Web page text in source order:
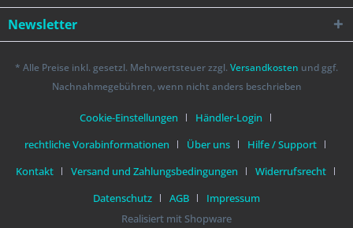
Newsletter
* Alle Preise inkl. gesetzl. Mehrwertsteuer zzgl. Versandkosten und ggf.
Nachnahmegebühren, wenn nicht anders beschrieben
Cookie-Einstellungen
Händler-Login
rechtliche Vorabinformationen
Über uns
Hilfe / Support
Kontakt
Versand und Zahlungsbedingungen
Widerrufsrecht
Datenschutz
AGB
Impressum
Realisiert mit Shopware